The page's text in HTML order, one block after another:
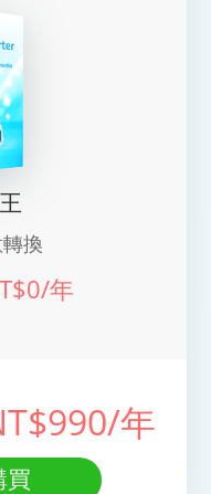
換
/年
/年
買